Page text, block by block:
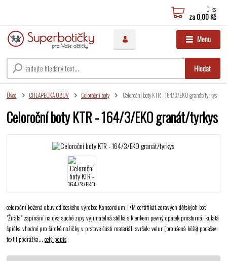
Menu
Hledat
0 ks
za0,00 Kč
Úvod CHLAPECKÁ OBUV Celoroční boty Celoroční boty KTR - 164/3/EKO granát/tyrkys
Celoroční boty KTR - 164/3/EKO granát/tyrkys
celoroční kožená obuv od českého výrobce Konsorcium T+M certifikát zdravých dětských bot
"Žirafa" zapínání na dva suché zipy vyjímatelná stélka s klenkem pevný opatek prostorná, kulatá
špička vhodné pro široké nožičky v prstové části materiál: svršek: velur (broušená kůže) podešev:
textil podrážka...celý popis